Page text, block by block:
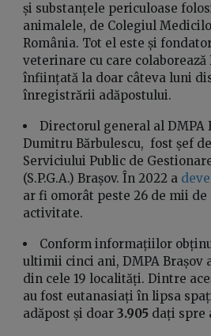
și substanțele periculoase
animalele, de Colegiul
România. Tot el este și
veterinare cu care colaborează
înființată la doar câteva luni
înregistrării adăpostului.
Directorul general al DMPA
Dumitru Bărbulescu, fost șef
Serviciului Public de
(S.P.G.A.) Brașov. În 2022 a
ar fi omorât peste 26 de mii
activitate.
Conform informațiilor
ultimii cinci ani, DMPA Brașov
din cele 19 localități. Dintre
au fost eutanasiați în lipsa
adăpost și doar3.905 dați spre